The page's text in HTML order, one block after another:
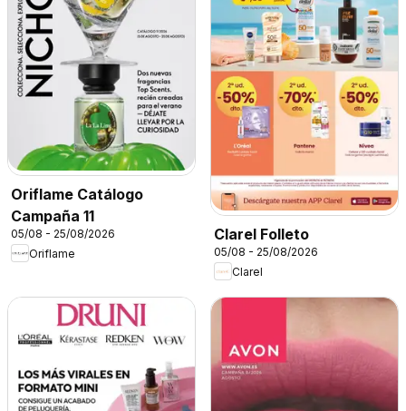
Oriflame Catálogo
Campaña 11
05/08 - 25/08/2026
Oriflame
Clarel Folleto
05/08 - 25/08/2026
Clarel